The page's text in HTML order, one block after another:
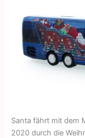
Santa fährt mit dem
2020 durch die